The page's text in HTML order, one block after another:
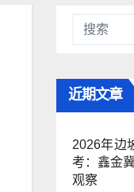
近期文章
2026年边
考：鑫金
观察